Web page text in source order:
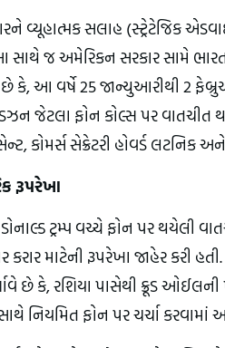
વ્યૂહાત્મક સલાહ (સ્ટ્રેટેજિક
સાથે જ અમેરિકન સરકાર સામે
છે કે, આ વર્ષે 25 જાન્યુઆરીથી 2
જેટલા ફોન કોલ્સ પર વાતચીત
કોમર્સ સેક્રેટરી હોવર્ડ
રૂપરેખા
ડોનાલ્ડ ટ્રમ્પ વચ્ચે ફોન પર
કરાર માટેની રૂપરેખા જાહેર
છે કે, રશિયા પાસેથી ક્રૂડ
નિયમિત ફોન પર ચર્ચા કરવામાં